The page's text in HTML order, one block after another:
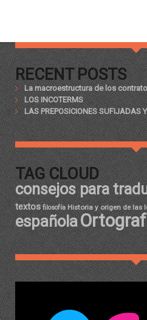
RECENT POSTS
La macroestructura de los
LOS INCOTERMS
LAS PREPOSICIONES SUFIJADAS
TAG CLOUD
consejos para
textos filosofía Historia y origen de las
española